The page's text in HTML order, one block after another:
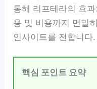
통해 리프테라의 효
용 및 비용까지 면밀
인사이트를 전합니다.
핵심 포인트 요약